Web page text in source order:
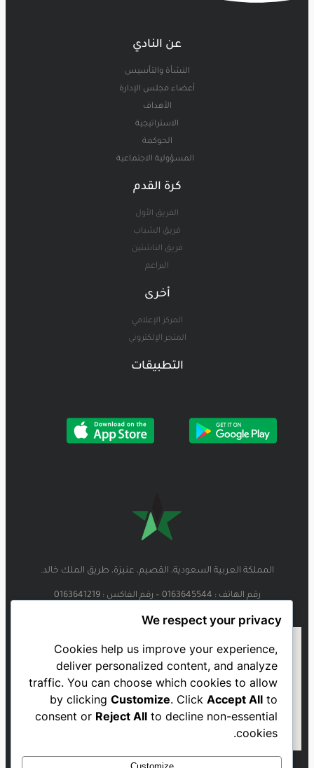
عن النادي
النشأة والتأسيس
أعضاء مجلس الإدارة
الأهداف
الاستراتيجية
الحوكمة
المسؤولية الاجتماعية
كرة القدم
الفريق الأول
فريق الشباب
فريق الناشئين
البراعم
أخرى
المركز الإعلامي
المتجر الإلكتروني
التطبيقات
المملكة العربية السعودية، القصيم، عنيزة، طريق الملك خالد.
رقم الهاتف : 0163645544 – رقم الفاكس : 0163641219
We respect your privacy
Cookies help us improve your experience,
deliver personalized content, and analyze
traffic. You can choose which cookies to allow
by clickingCustomize. ClickAccept All to
consent or Reject All to decline non-essential
cookies.